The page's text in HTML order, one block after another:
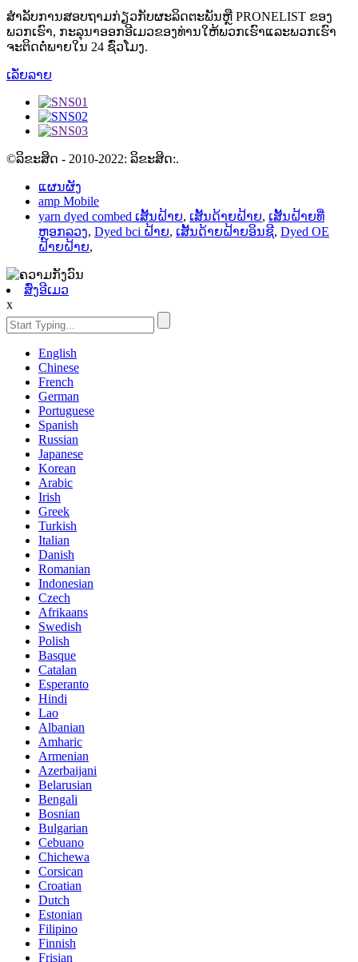
ສໍາລັບການສອບຖາມກ່ຽວກັບຜະລິດຕະພັນຫຼື PRONELIST ຂອງ
ພວກເຮົາ, ກະລຸນາອອກອີເມວຂອງທ່ານໃຫ້ພວກເຮົາແລະພວກເຮົາ
ຈະຕິດຕໍ່ພາຍໃນ 24 ຊົ່ວໂມງ.
ເລັ່ຍລາຍ
©ລິຂະສິດ - 2010-2022: ລິຂະສິດ:.
ແຜນຜັງ
amp Mobile
yarn dyed combed ເສັ້ນຝ້າຍ, ເສັ້ນດ້າຍຝ້າຍ, ເສັ້ນຝ້າຍທີ່
ຫຼອກລວງ, Dyed bci ຝ້າຍ, ເສັ້ນດ້າຍຝ້າຍອິນຊີ, Dyed OE
ຝ້າຍຝ້າຍ,
ສົ່ງອີເມວ
x
English
Chinese
French
German
Portuguese
Spanish
Russian
Japanese
Korean
Arabic
Irish
Greek
Turkish
Italian
Danish
Romanian
Indonesian
Czech
Afrikaans
Swedish
Polish
Basque
Catalan
Esperanto
Hindi
Lao
Albanian
Amharic
Armenian
Azerbaijani
Belarusian
Bengali
Bosnian
Bulgarian
Cebuano
Chichewa
Corsican
Croatian
Dutch
Estonian
Filipino
Finnish
Frisian